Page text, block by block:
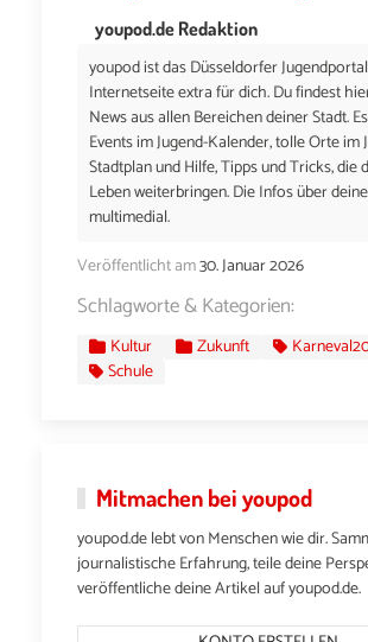
youpod.de Redaktion
youpod ist das Düsseldorfer
Internetseite extra für dich. Du findest
News aus allen Bereichen deiner Stadt.
Events im Jugend-Kalender, tolle Orte im
Stadtplan und Hilfe, Tipps und Tricks, die
Leben weiterbringen. Die Infos über
multimedial.
Veröffentlicht am30. Januar 2026
Schlagworte & Kategorien:
Kultur Zukunft
Schule
Mitmachen bei youpod
youpod.de lebt von Menschen wie dir.
journalistische Erfahrung, teile deine
veröffentliche deine Artikel auf youpod.de.